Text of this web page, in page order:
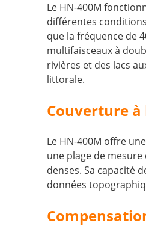
Le HN-400M
différentes
que la fréquence de
multifaisceaux à
rivières et des lacs
littorale.
Couverture
Le HN-400M offre
une plage de
denses. Sa capacité
données